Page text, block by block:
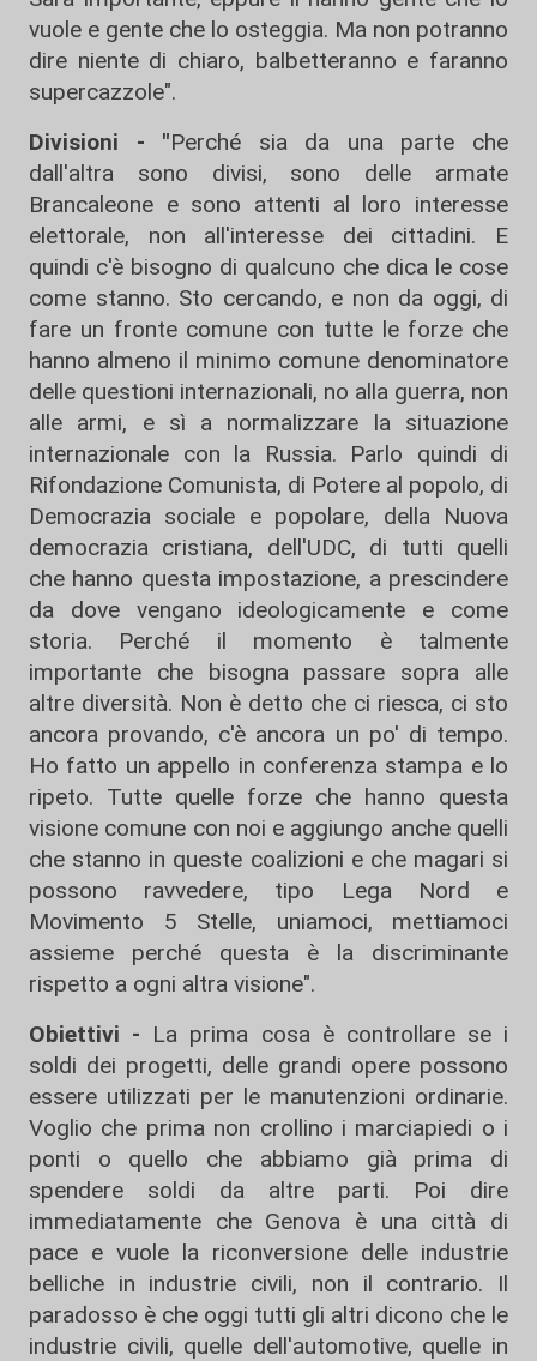
vuole e gente che lo osteggia. Ma non potranno
dire niente di chiaro, balbetteranno e faranno
supercazzole".
Divisioni - "Perché sia da una parte che
dall'altra sono divisi, sono delle armate
Brancaleone e sono attenti al loro interesse
elettorale, non all'interesse dei cittadini. E
quindi c'è bisogno di qualcuno che dica le cose
come stanno. Sto cercando, e non da oggi, di
fare un fronte comune con tutte le forze che
hanno almeno il minimo comune denominatore
delle questioni internazionali, no alla guerra, non
alle armi, e sì a normalizzare la situazione
internazionale con la Russia. Parlo quindi di
Rifondazione Comunista, di Potere al popolo, di
Democrazia sociale e popolare, della Nuova
democrazia cristiana, dell'UDC, di tutti quelli
che hanno questa impostazione, a prescindere
da dove vengano ideologicamente e come
storia. Perché il momento è talmente
importante che bisogna passare sopra alle
altre diversità. Non è detto che ci riesca, ci sto
ancora provando, c'è ancora un po' di tempo.
Ho fatto un appello in conferenza stampa e lo
ripeto. Tutte quelle forze che hanno questa
visione comune con noi e aggiungo anche quelli
che stanno in queste coalizioni e che magari si
possono ravvedere, tipo Lega Nord e
Movimento 5 Stelle, uniamoci, mettiamoci
assieme perché questa è la discriminante
rispetto a ogni altra visione".
Obiettivi - La prima cosa è controllare se i
soldi dei progetti, delle grandi opere possono
essere utilizzati per le manutenzioni ordinarie.
Voglio che prima non crollino i marciapiedi o i
ponti o quello che abbiamo già prima di
spendere soldi da altre parti. Poi dire
immediatamente che Genova è una città di
pace e vuole la riconversione delle industrie
belliche in industrie civili, non il contrario. Il
paradosso è che oggi tutti gli altri dicono che le
industrie civili, quelle dell'automotive, quelle in